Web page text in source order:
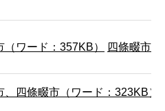
ワード：357KB） 四條畷市
四條畷市（ワード：323KB）